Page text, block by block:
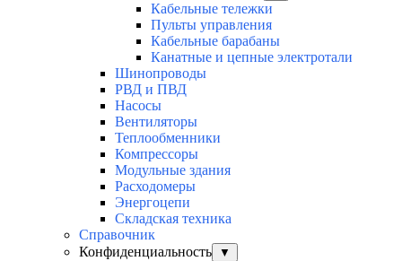
Кабельные тележки
Пульты управления
Кабельные барабаны
Канатные и цепные электротали
Шинопроводы
РВД и ПВД
Насосы
Вентиляторы
Теплообменники
Компрессоры
Модульные здания
Расходомеры
Энергоцепи
Складская техника
Справочник
Конфиденциальность
▼